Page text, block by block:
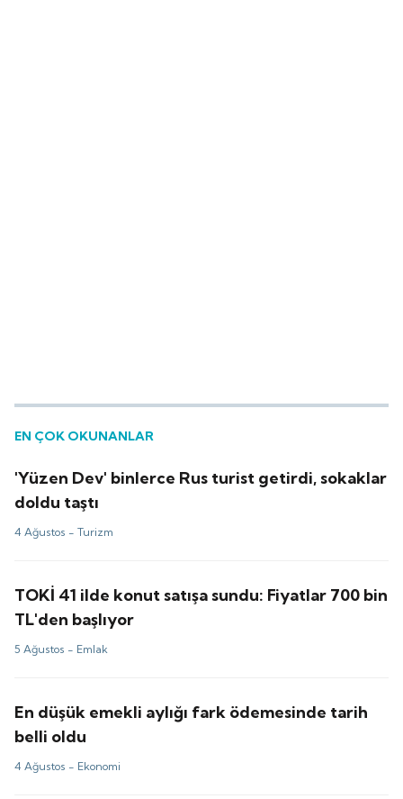
EN ÇOK OKUNANLAR
'Yüzen Dev' binlerce Rus turist getirdi, sokaklar
doldu taştı
4 Ağustos -Turizm
TOKİ 41 ilde konut satışa sundu: Fiyatlar 700 bin
TL'den başlıyor
5 Ağustos - Emlak
En düşük emekli aylığı fark ödemesinde tarih
belli oldu
4 Ağustos - Ekonomi